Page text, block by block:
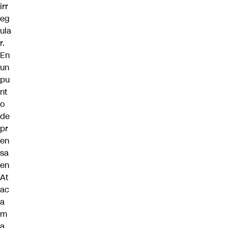
irr
eg
ula
r.
En
un
pu
nt
o
de
pr
en
sa
en
At
ac
a
m